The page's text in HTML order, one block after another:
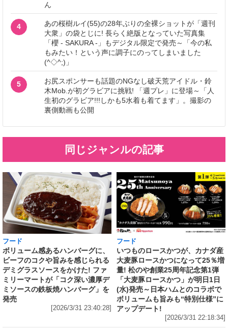
ん
4
あの桜樹ルイ(55)の28年ぶりの全裸ショットが「週刊
大衆」の袋とじに! 長らく絶版となっていた写真集
「櫻 - SAKURA -」もデジタル限定で発売～「今の私
もみたい！という声に調子にのってしまいました
(^◇^;)」
5
お尻スポンサーも話題のNGなし破天荒アイドル・鈴
木Mob.が初グラビアに挑戦! 「週プレ」に登場～「人
生初のグラビア!!!しかも5水着も着てます」。撮影の
裏側動画も公開
同じジャンルの記事
フード
ボリューム感あるハンバーグに、
ビーフのコクや旨みを感じられる
デミグラスソースをかけた! ファ
ミリーマートが「コク深い濃厚デ
ミソースの鉄板焼ハンバーグ」を
発売
[2026/3/31 23:40:28]
フード
いつものロースかつが、カナダ産
大麦豚ロースかつになって25％増
量! 松のや創業25周年記念第1弾
「大麦豚ロースかつ」が明日1日
(水)発売～日本ハムとのコラボで
ボリュームも旨みも“特別仕様”に
アップデート!
[2026/3/31 22:18:34]